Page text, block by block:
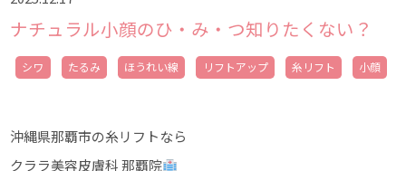
ナチュラル小顔のひ・み・つ知りたくない？
シワ たるみ ほうれい線 リフトアップ 糸リフト 小顔
沖縄県那覇市の糸リフトなら
クララ美容皮膚科 那覇院